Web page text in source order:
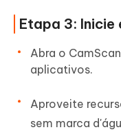
Etapa 3: Inicie
Abra o
aplicativos.
Aproveite
sem marca